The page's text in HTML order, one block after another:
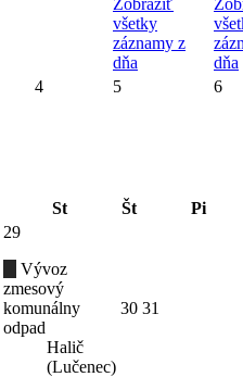
Zobraziť
všetky
záznamy z
dňa
dňa
4 5 6
St Št Pi
29
Vývoz
zmesový
komunálny
odpad
Halič
(Lučenec)
30 31